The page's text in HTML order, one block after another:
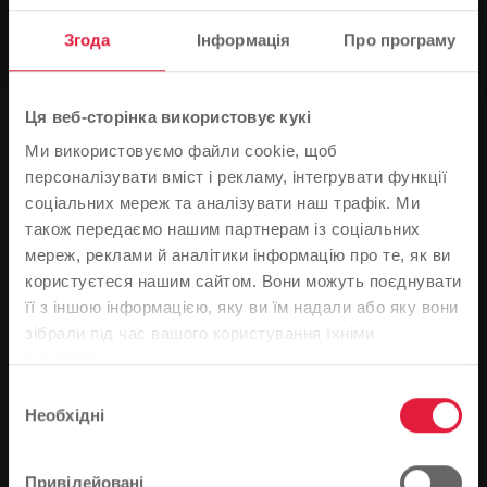
Згода Інформація Про програму
Ця веб-сторінка використовує кукі
Ми використовуємо файли cookie, щоб
персоналізувати вміст і рекламу, інтегрувати функції
соціальних мереж та аналізувати наш трафік. Ми
також передаємо нашим партнерам із соціальних
мереж, реклами й аналітики інформацію про те, як ви
користуєтеся нашим сайтом. Вони можуть поєднувати
її з іншою інформацією, яку ви їм надали або яку вони
зібрали під час вашого користування їхніми
згоди
Необхідні
Привілейовані
Автобусом на Wäldchesfest
You are here:
Головна сторінка
Автобусом на Wäldchesfest
14.09.2017
Цього року Stadtwerke Gießen (SWG) знову пропонує
додаткові автобусні рейси до Шиффенберга на
фестиваль "Вельдешфест" Асоціації п'ятдесятих.
п'ятдесятників відбудеться у неділю 17 вересня. Щоб
відзначити святкування на Шиффенберзі, цього року
"Додаткові автобуси курсуватимуть між зупинками
Зверніть увагу